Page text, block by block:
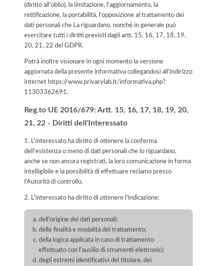
(diritto all'oblio), la limitazione, l'aggiornamento, la
rettificazione, la portabilità, l'opposizione al trattamento dei
dati personali che La riguardano, nonché in generale può
esercitare tutti i diritti previsti dagli artt. 15, 16, 17, 18, 19,
20, 21, 22 del GDPR.
Potrà inoltre visionare in ogni momento la versione
aggiornata della presente informativa collegandosi all'indirizzo
internet https://www.privacylab.it/informativa.php?
11303362691 .
Reg.to UE 2016/679: Artt. 15, 16, 17, 18, 19, 20,
21, 22 - Diritti dell'Interessato
1. L'interessato ha diritto di ottenere la conferma
dell'esistenza o meno di dati personali che lo riguardano,
anche se non ancora registrati, la loro comunicazione in forma
intelligibile e la possibilità di effettuare reclamo presso
l’Autorità di controllo.
2. L'interessato ha diritto di ottenere l'indicazione:
dell'origine dei dati personali;
delle finalità e modalità del trattamento;
della logica applicata in caso di trattamento
effettuato con l'ausilio di strumenti elettronici;
degli estremi identificativi del titolare, dei